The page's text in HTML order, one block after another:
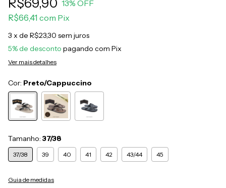
R$69,90 13% OFF
R$66,41 com Pix
3 x de R$23,30 sem juros
5% de desconto pagando com Pix
Ver mais detalhes
Cor: Preto/Cappuccino
Tamanho: 37/38
37/38 39 40 41 42 43/44 45
Guia de medidas